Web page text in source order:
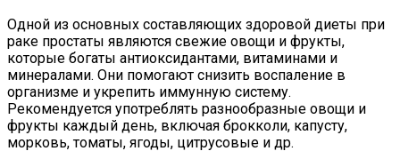
Одной из основных составляющих здоровой диеты при
раке простаты являются свежие овощи и фрукты,
которые богаты антиоксидантами, витаминами и
минералами. Они помогают снизить воспаление в
организме и укрепить иммунную систему.
Рекомендуется употреблять разнообразные овощи и
фрукты каждый день, включая брокколи, капусту,
морковь, томаты, ягоды, цитрусовые и др.